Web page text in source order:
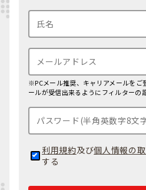
※PCメール推奨、キャリアメールをご
ールが受信出来るようにフィルターの
利用規約及び個人情報の
する